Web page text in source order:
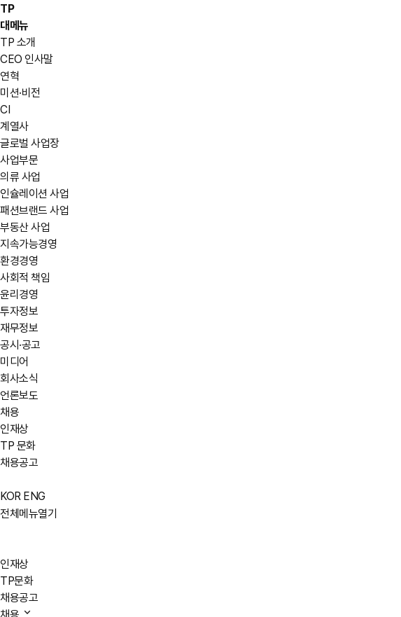
TP
대메뉴
TP 소개
CEO 인사말
연혁
미션·비전
CI
계열사
글로벌 사업장
사업부문
의류 사업
인슐레이션 사업
패션브랜드 사업
부동산 사업
지속가능경영
환경경영
사회적 책임
윤리경영
투자정보
재무정보
공시·공고
미디어
회사소식
언론보도
채용
인재상
TP 문화
채용공고
KOR ENG
전체메뉴열기
인재상
TP문화
채용공고
채용